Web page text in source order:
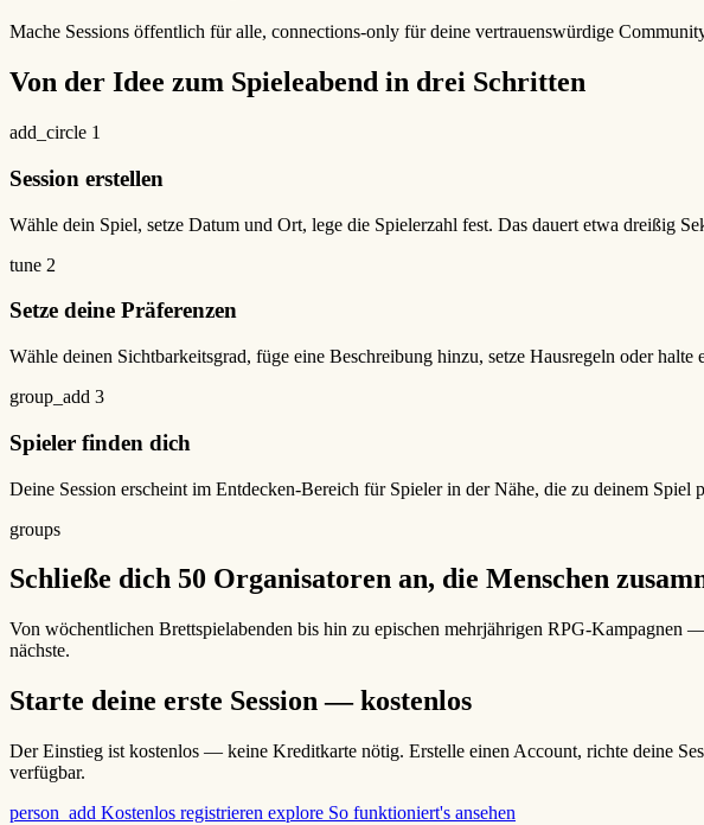
Mache Sessions öffentlich für alle, connections-only für deine vertrauenswürdige
Von der Idee zum Spieleabend in drei Schritten
add_circle 1
Session erstellen
Wähle dein Spiel, setze Datum und Ort, lege die Spielerzahl fest. Das dauert etwa dreißig
tune 2
Setze deine Präferenzen
Wähle deinen Sichtbarkeitsgrad, füge eine Beschreibung hinzu, setze Hausregeln oder
group_add 3
Spieler finden dich
Deine Session erscheint im Entdecken-Bereich für Spieler in der Nähe, die zu deinem Spiel
groups
Schließe dich 50 Organisatoren an, die Menschen
Von wöchentlichen Brettspielabenden bis hin zu epischen mehrjährigen RPG-
nächste.
Starte deine erste Session — kostenlos
Der Einstieg ist kostenlos — keine Kreditkarte nötig. Erstelle einen Account, richte deine
verfügbar.
person_add Kostenlos registrieren explore So funktioniert's ansehen